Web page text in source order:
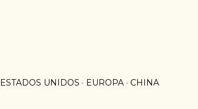
ESTADOS UNIDOS EUROPA CHINA